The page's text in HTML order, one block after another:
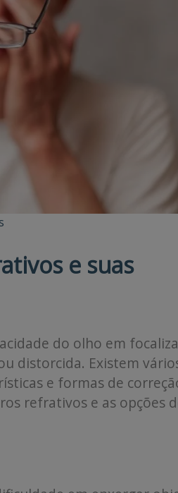
e suas
do olho em
distorcida. Existem
e formas de
refrativos e as opções